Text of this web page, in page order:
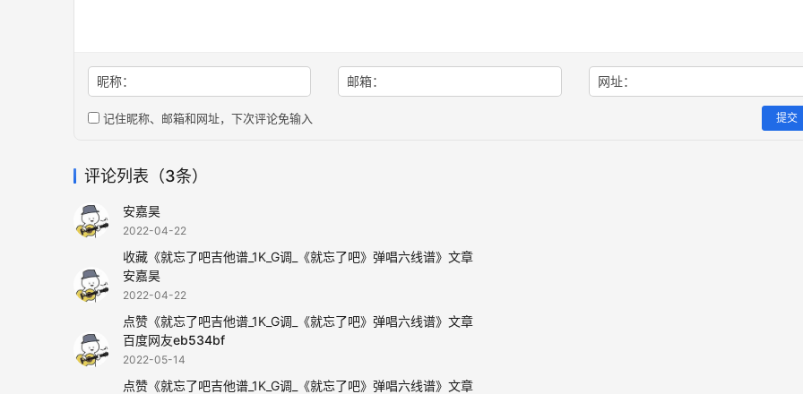
昵称： 邮箱： 网址：
记住昵称、邮箱和网址，下次评论免输入 提交
评论列表（3条）
安嘉昊
2022-04-22
收藏《就忘了吧吉他谱_1K_G调_《就忘了吧》弹唱六线谱》文章
安嘉昊
2022-04-22
点赞《就忘了吧吉他谱_1K_G调_《就忘了吧》弹唱六线谱》文章
百度网友eb534bf
2022-05-14
点赞《就忘了吧吉他谱_1K_G调_《就忘了吧》弹唱六线谱》文章